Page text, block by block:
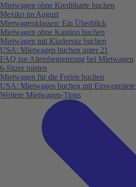
Mietwagen ohne Kreditkarte buchen
Mexiko im August
Mietwagenklassen: Ein Überblick
Mietwagen ohne Kaution buchen
Mietwagen mit Kindersitz buchen
USA: Mietwagen buchen unter 21
FAQ zur Altersbegrenzung bei Mietwagen
6-Sitzer mieten
Mietwagen für die Ferien buchen
USA: Mietwagen buchen mit Einwegmiete
Weitere Mietwagen-Tipps